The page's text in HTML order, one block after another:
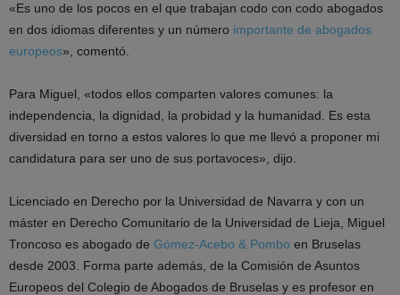
«Es uno de los pocos en el que trabajan codo con codo abogados
en dos idiomas diferentes y un número importante de abogados
europeos», comentó.
Para Miguel, «todos ellos comparten valores comunes: la
independencia, la dignidad, la probidad y la humanidad. Es esta
diversidad en torno a estos valores lo que me llevó a proponer mi
candidatura para ser uno de sus portavoces», dijo.
Licenciado en Derecho por la Universidad de Navarra y con un
máster en Derecho Comunitario de la Universidad de Lieja, Miguel
Troncoso es abogado de Gómez-Acebo & Pombo en Bruselas
desde 2003. Forma parte además, de la Comisión de Asuntos
Europeos del Colegio de Abogados de Bruselas y es profesor en